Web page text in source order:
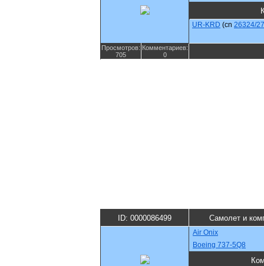
UR-KRD (cn 26324/
Просмотров:
705
Комментариев:
0
ID: 0000086499 Самолет и
Air Onix
Boeing 737-5Q8